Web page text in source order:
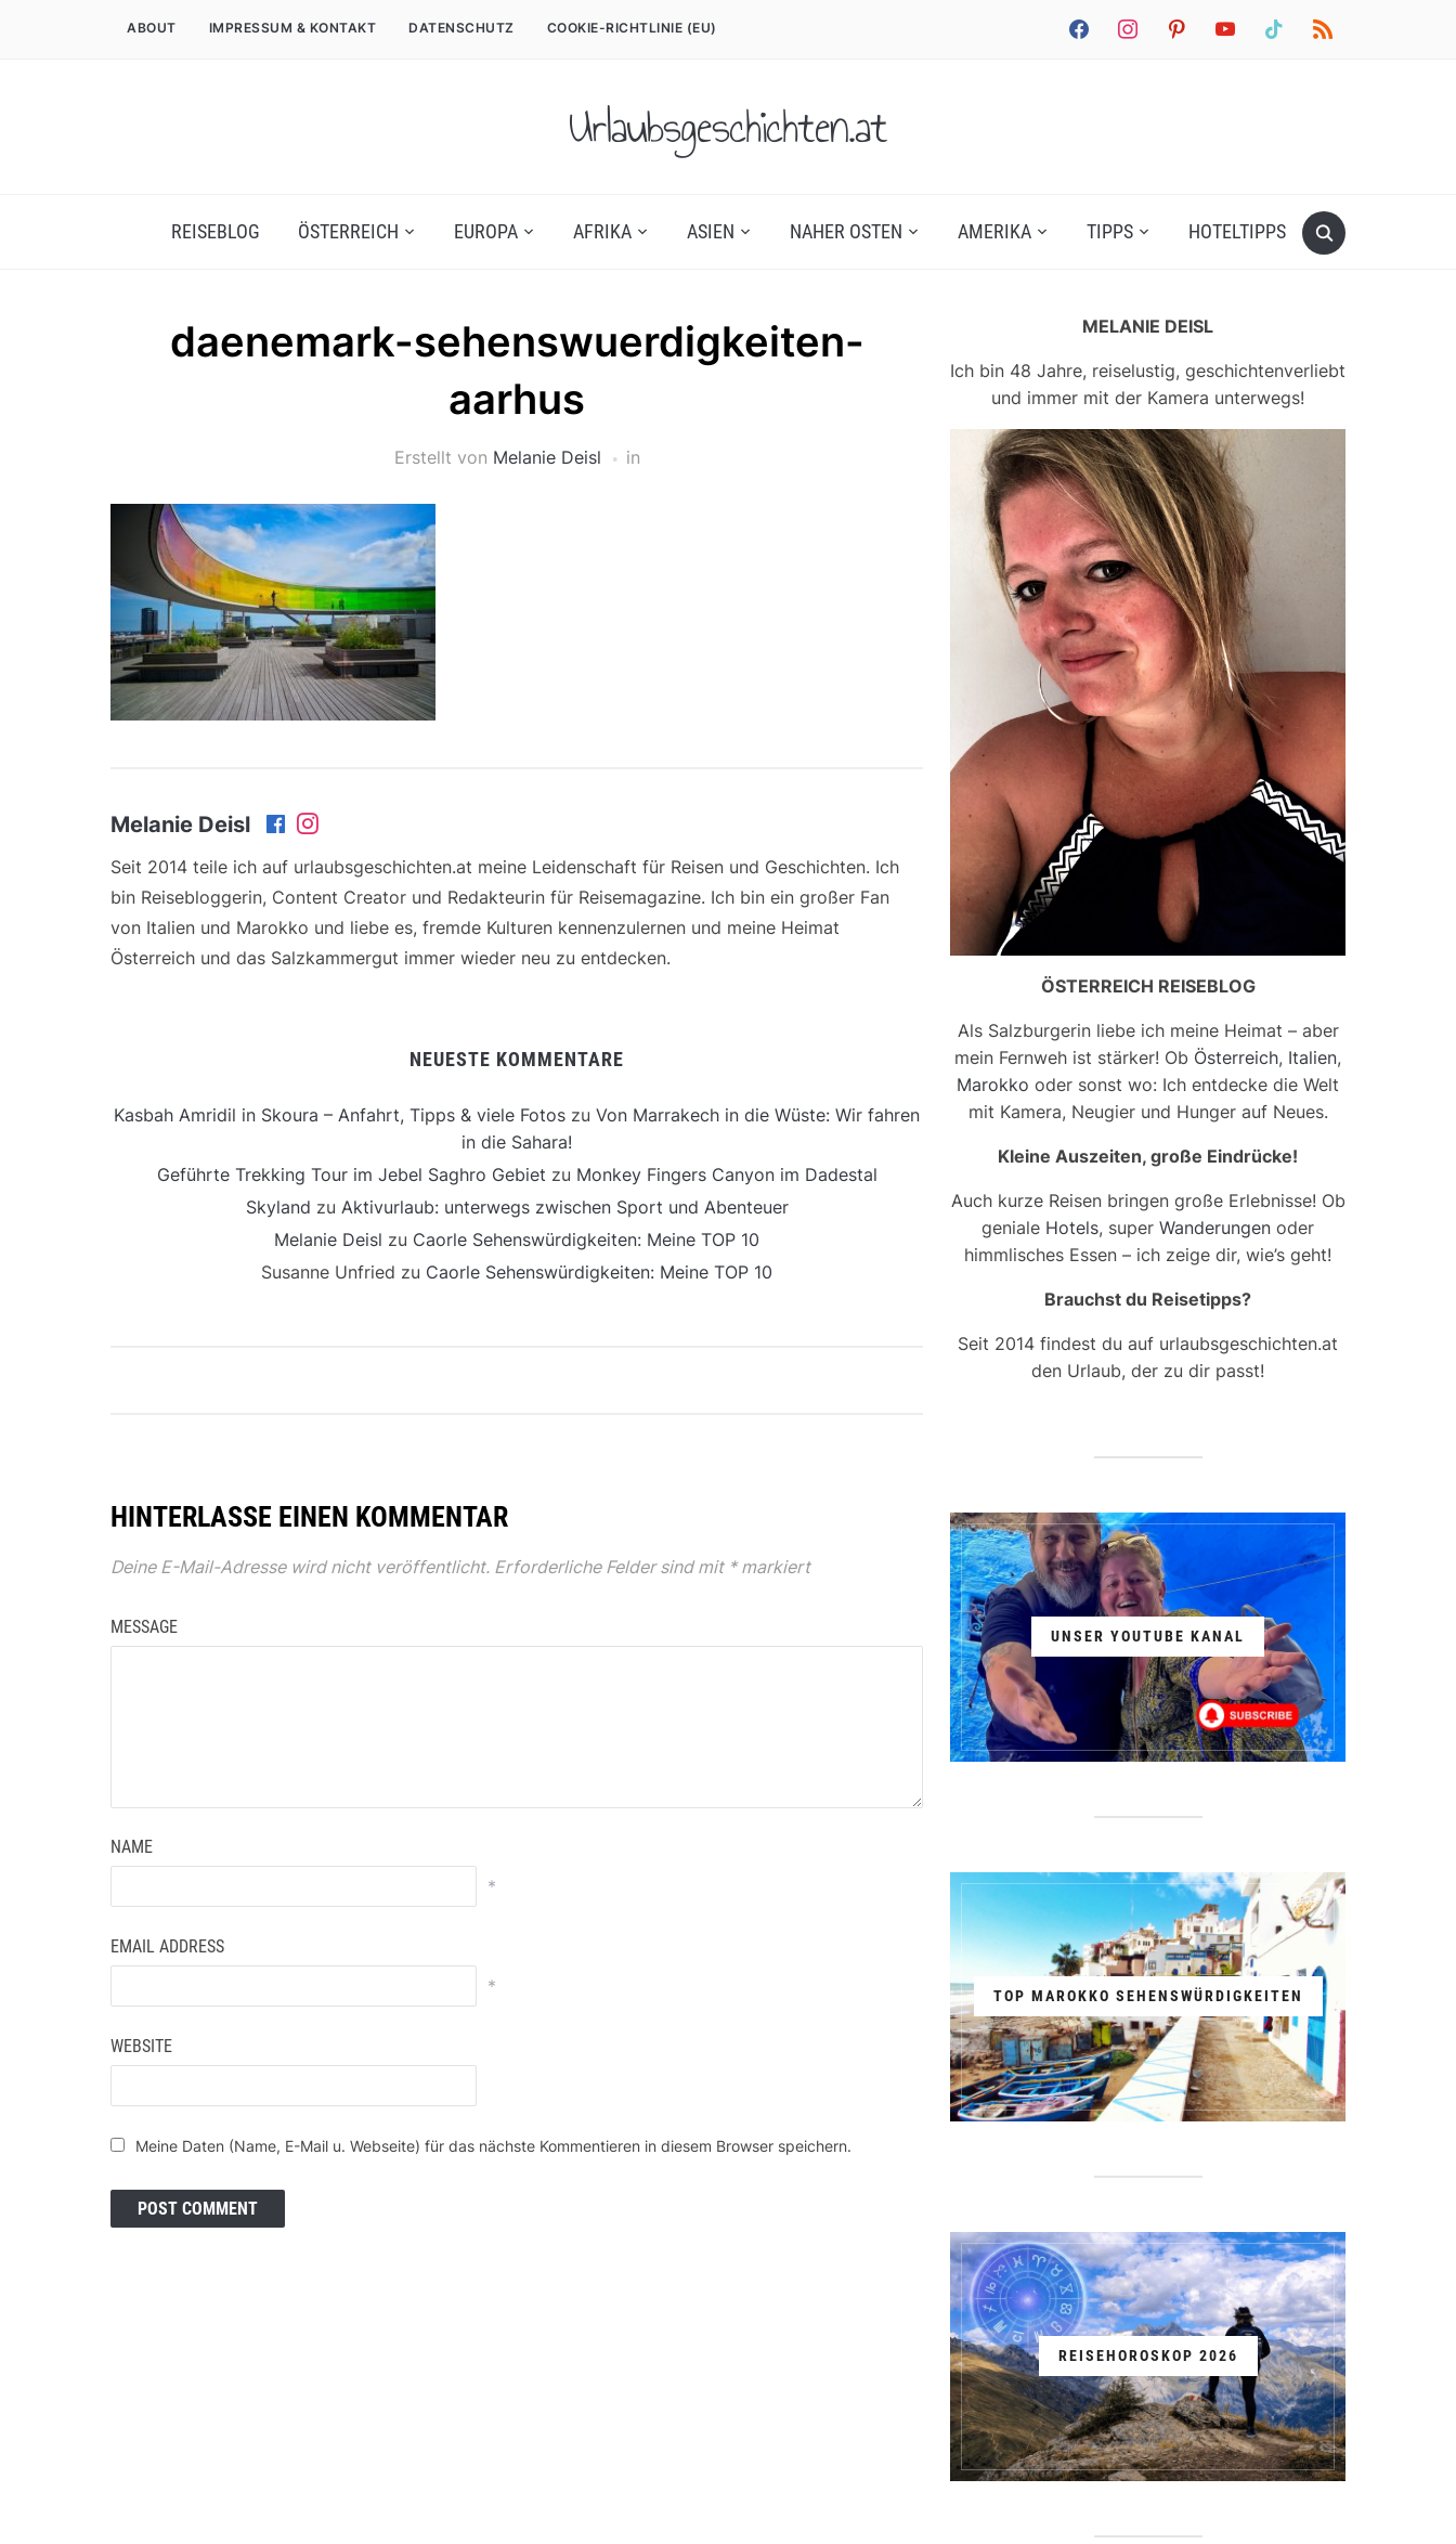
facebookinstagrampinterestyoutube tiktok rss
ABOUT IMPRESSUM & KONTAKT DATENSCHUTZ COOKIE-RICHTLINIE (EU)
Urlaubsgeschichten.at
REISEBLOG ÖSTERREICH EUROPA AFRIKA ASIEN NAHER OSTEN AMERIKA TIPPS HOTELTIPPS
daenemark-sehenswuerdigkeiten-
aarhus
Erstellt von Melanie Deisl in
Melanie Deisl
Seit 2014 teile ich auf urlaubsgeschichten.at meine Leidenschaft für Reisen und Geschichten. Ich
bin Reisebloggerin, Content Creator und Redakteurin für Reisemagazine. Ich bin ein großer Fan
von Italien und Marokko und liebe es, fremde Kulturen kennenzulernen und meine Heimat
Österreich und das Salzkammergut immer wieder neu zu entdecken.
NEUESTE KOMMENTARE
Kasbah Amridil in Skoura – Anfahrt, Tipps & viele Fotos zu Von Marrakech in die Wüste: Wir fahren
in die Sahara!
Geführte Trekking Tour im Jebel Saghro Gebiet zu Monkey Fingers Canyon im Dadestal
Skyland zu Aktivurlaub: unterwegs zwischen Sport und Abenteuer
Melanie Deisl zu Caorle Sehenswürdigkeiten: Meine TOP 10
Susanne Unfried zu Caorle Sehenswürdigkeiten: Meine TOP 10
HINTERLASSE EINEN KOMMENTAR
Deine E-Mail-Adresse wird nicht veröffentlicht. Erforderliche Felder sind mit *markiert
MESSAGE
NAME
*
EMAIL ADDRESS
*
WEBSITE
Meine Daten (Name, E-Mail u. Webseite) für das nächste Kommentieren in diesem Browser speichern.
MELANIE DEISL
Ich bin 48 Jahre, reiselustig, geschichtenverliebt
und immer mit der Kamera unterwegs!
ÖSTERREICH REISEBLOG
Als Salzburgerin liebe ich meine Heimat – aber
mein Fernweh ist stärker! Ob Österreich, Italien,
Marokko oder sonst wo: Ich entdecke die Welt
mit Kamera, Neugier und Hunger auf Neues.
Kleine Auszeiten, große Eindrücke!
Auch kurze Reisen bringen große Erlebnisse! Ob
geniale Hotels, super Wanderungen oder
himmlisches Essen – ich zeige dir, wie’s geht!
Brauchst du Reisetipps?
Seit 2014 findest du auf urlaubsgeschichten.at
den Urlaub, der zu dir passt!
UNSER YOUTUBE KANAL
TOP MAROKKO SEHENSWÜRDIGKEITEN
REISEHOROSKOP 2026